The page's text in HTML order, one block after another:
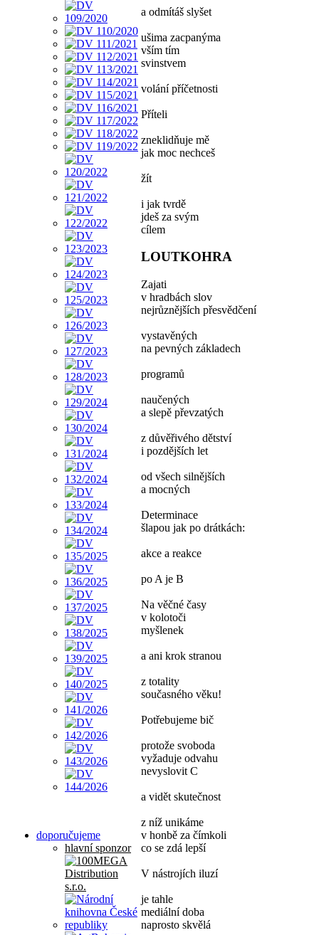
doporučujeme
hlavní sponzor
a odmítáš slyšet
ušima zacpanýma
vším tím
svinstvem
volání příčetnosti
Příteli
zneklidňuje mě
jak moc nechceš
žít
i jak tvrdě
jdeš za svým
cílem
LOUTKOHRA
Zajati
v hradbách slov
nejrůznějších přesvědčení
vystavěných
na pevných základech
programů
naučených
a slepě převzatých
z důvěřivého dětství
i pozdějších let
od všech silnějších
a mocných
Determinace
šlapou jak po drátkách:
akce a reakce
po A je B
Na věčné časy
v kolotoči
myšlenek
a ani krok stranou
z totality
současného věku!
Potřebujeme bič
protože svoboda
vyžaduje odvahu
nevyslovit C
a vidět skutečnost
z níž unikáme
v honbě za čímkoli
co se zdá lepší
V nástrojích iluzí
je tahle
mediální doba
naprosto skvělá